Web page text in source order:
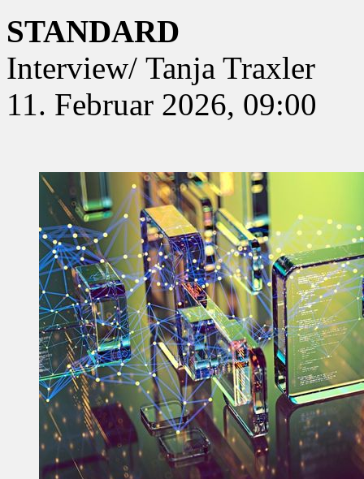
STANDARD
Interview/ Tanja Traxler
11. Februar 2026, 09:00